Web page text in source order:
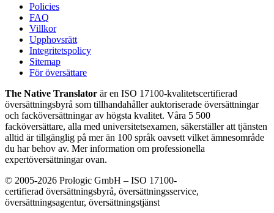
Policies
FAQ
Villkor
Upphovsrätt
Integritetspolicy
Sitemap
För översättare
The Native Translator är en ISO 17100-kvalitetscertifierad
översättningsbyrå som tillhandahåller auktoriserade översättningar
och facköversättningar av högsta kvalitet. Våra 5 500
facköversättare, alla med universitetsexamen, säkerställer att tjänsten
alltid är tillgänglig på mer än 100 språk oavsett vilket ämnesområde
du har behov av. Mer information om professionella
expertöversättningar ovan.
© 2005-2026 Prologic GmbH – ISO 17100-
certifierad översättningsbyrå, översättningsservice,
översättningsagentur, översättningstjänst